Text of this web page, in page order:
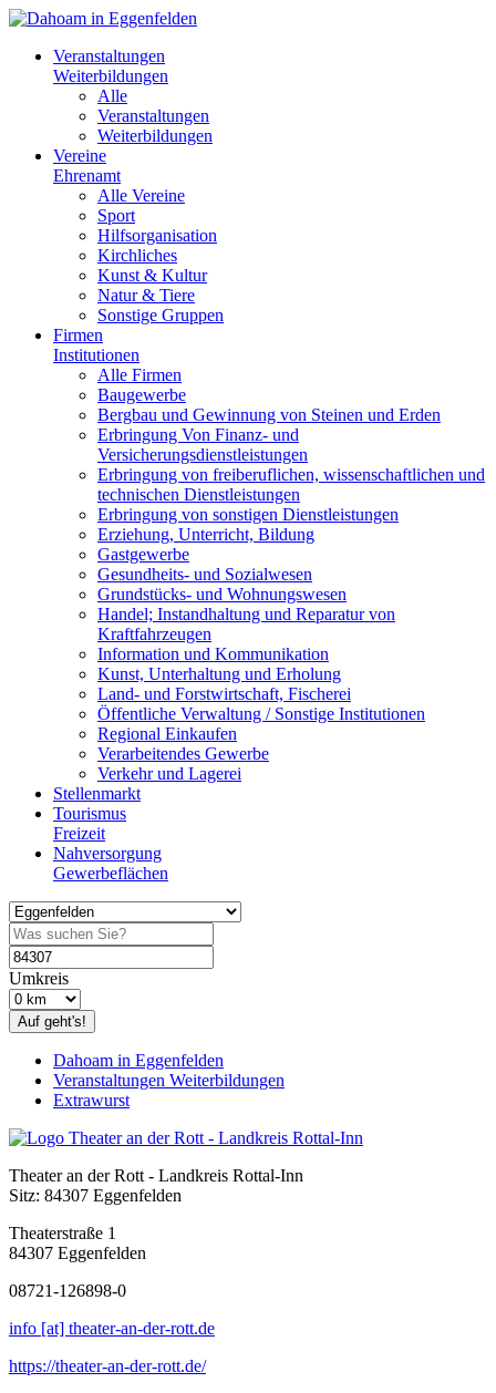
Veranstaltungen
Weiterbildungen
Alle
Veranstaltungen
Weiterbildungen
Vereine
Ehrenamt
Alle Vereine
Sport
Hilfsorganisation
Kirchliches
Kunst & Kultur
Natur & Tiere
Sonstige Gruppen
Firmen
Institutionen
Alle Firmen
Baugewerbe
Bergbau und Gewinnung von Steinen und Erden
Erbringung Von Finanz- und
Versicherungsdienstleistungen
Erbringung von freiberuflichen, wissenschaftlichen und
technischen Dienstleistungen
Erbringung von sonstigen Dienstleistungen
Erziehung, Unterricht, Bildung
Gastgewerbe
Gesundheits- und Sozialwesen
Grundstücks- und Wohnungswesen
Handel; Instandhaltung und Reparatur von
Kraftfahrzeugen
Information und Kommunikation
Kunst, Unterhaltung und Erholung
Land- und Forstwirtschaft, Fischerei
Öffentliche Verwaltung / Sonstige Institutionen
Regional Einkaufen
Verarbeitendes Gewerbe
Verkehr und Lagerei
Stellenmarkt
Tourismus
Freizeit
Nahversorgung
Gewerbeflächen
Umkreis
Auf geht's!
Dahoam in Eggenfelden
Veranstaltungen Weiterbildungen
Extrawurst
Theater an der Rott - Landkreis Rottal-Inn
Sitz: 84307 Eggenfelden
Theaterstraße 1
84307 Eggenfelden
08721-126898-0
info [at] theater-an-der-rott.de
https://theater-an-der-rott.de/